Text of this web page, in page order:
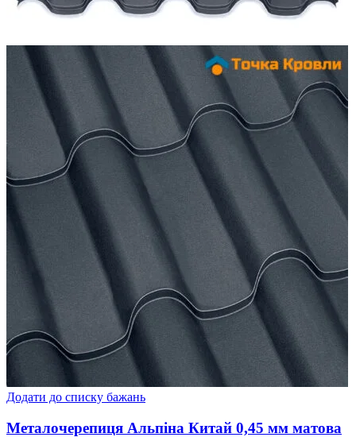
Додати до списку бажань
Металочерепиця Альпіна Китай 0,45 мм матова